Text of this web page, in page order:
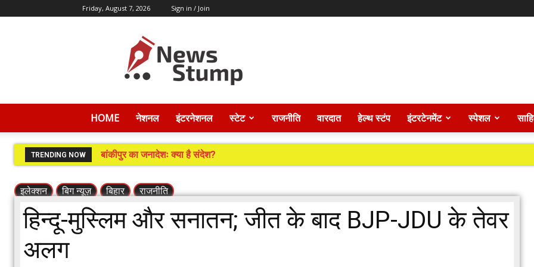
Friday, August 7, 2026 Sign in / Join
Stump
HOME नेशनल इंटरनेशनल स्टेट राजनीति वारदात हेल्थ स्टंप इंटरटेनमेंट स्पेशल
TRENDING NOW बांकीपुर का जनादेशः क्या है संदेश?
इलेक्शन बिग न्यूज़ बिहार राजनीति
हिन्दू-मुस्लिम और सनातन; जीत के बाद BJP-JDU के तेवर
अलग